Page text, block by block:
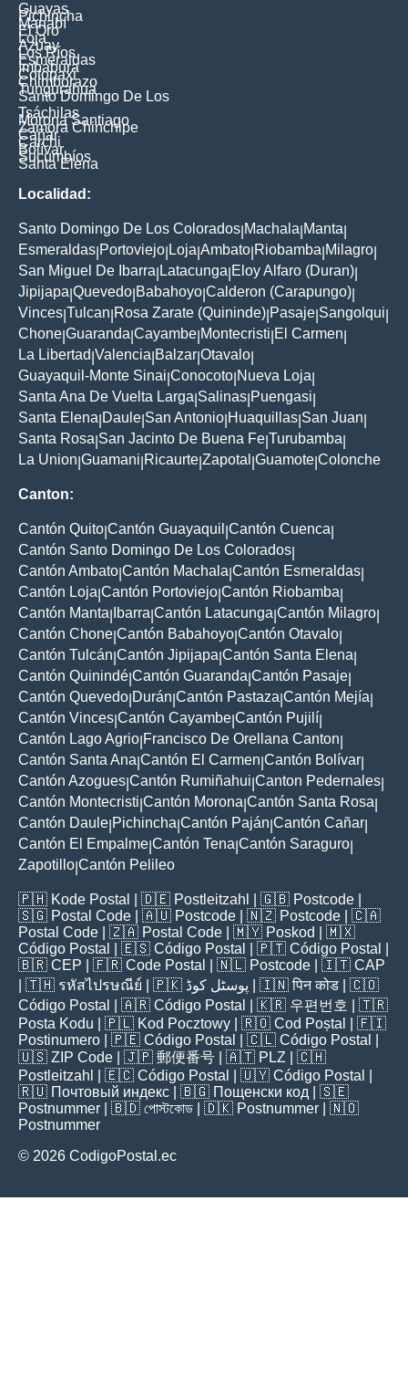
Guayas
Pichincha
Manabí
El Oro
Loja
Azuay
Los Ríos
Esmeraldas
Imbabura
Cotopaxi
Chimborazo
Tungurahua
Santo Domingo De Los
Tsáchilas
Morona Santiago
Zamora Chinchipe
Cañar
Carchi
Bolívar
Sucumbíos
Santa Elena
Localidad:
Santo Domingo De Los Colorados Machala Manta
Esmeraldas Portoviejo Loja Ambato Riobamba Milagro
San Miguel De Ibarra Latacunga Eloy Alfaro (Duran)
Jipijapa Quevedo Babahoyo Calderon (Carapungo)
Vinces Tulcan Rosa Zarate (Quininde) Pasaje Sangolqui
Chone Guaranda Cayambe Montecristi El Carmen
La Libertad Valencia Balzar Otavalo
Guayaquil-Monte Sinai Conocoto Nueva Loja
Santa Ana De Vuelta Larga Salinas Puengasi
Santa Elena Daule San Antonio Huaquillas San Juan
Santa Rosa San Jacinto De Buena Fe Turubamba
La Union Guamani Ricaurte Zapotal Guamote Colonche
Canton:
Cantón Quito Cantón Guayaquil Cantón Cuenca
Cantón Santo Domingo De Los Colorados
Cantón Ambato Cantón Machala Cantón Esmeraldas
Cantón Loja Cantón Portoviejo Cantón Riobamba
Cantón Manta
Ibarra Cantón Latacunga Cantón Milagro
Cantón Chone Cantón Babahoyo Cantón Otavalo
Cantón Tulcán Cantón Jipijapa Cantón Santa Elena
Cantón Quinindé Cantón Guaranda Cantón Pasaje
Cantón Quevedo Durán Cantón Pastaza Cantón Mejía
Cantón Vinces Cantón Cayambe Cantón Pujilí
Cantón Lago Agrio Francisco De Orellana Canton
Cantón Santa Ana Cantón El Carmen Cantón Bolívar
Cantón Azogues Cantón Rumiñahui Canton Pedernales
Cantón Montecristi Cantón Morona Cantón Santa Rosa
Cantón Daule Pichincha Cantón Paján Cantón Cañar
Cantón El Empalme Cantón Tena Cantón Saraguro
Zapotillo Cantón Pelileo
🇵🇭 Kode Postal | 🇩🇪 Postleitzahl | 🇬🇧 Postcode
🇸🇬 Postal Code | 🇦🇺 Postcode | 🇳🇿 Postcode | 🇨🇦
Postal Code | 🇿🇦 Postal Code | 🇲🇾 Poskod
| 🇲🇽
Código Postal
| 🇪🇸 Código Postal | 🇵🇹 Código Postal
🇧🇷 CEP | 🇫🇷 Code Postal | 🇳🇱 Postcode | 🇮🇹 CAP
| 🇹🇭 รหัสไปรษณีย์ | 🇵🇰 پوسٹل کوڈ | 🇮🇳पिन कोड | 🇨🇴
Código Postal
| 🇦🇷 Código Postal | 🇰🇷 우편번호
| 🇹🇷
Posta Kodu | 🇵🇱 Kod Pocztowy | 🇷🇴 Cod Poștal
| 🇫🇮
Postinumero | 🇵🇪 Código Postal | 🇨🇱 Código Postal
🇺🇸 ZIP Code | 🇯🇵 郵便番号 | 🇦🇹 PLZ | 🇨🇭
Postleitzahl
| 🇪🇨 Código Postal | 🇺🇾 Código Postal
🇷🇺 Почтовый индекс | 🇧🇬 Пощенски код | 🇸🇪
Postnummer | 🇧🇩 পোস্টকোড | 🇩🇰 Postnummer | 🇳🇴
Postnummer
© 2026 CodigoPostal.ec